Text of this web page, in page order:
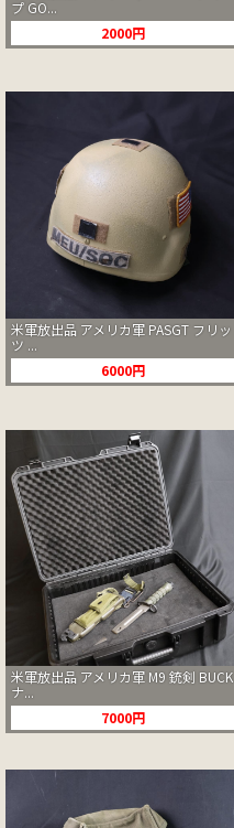
プ GO...
2000円
米軍放出品 アメリカ軍 PASGT フリッ
ツ ...
6000円
米軍放出品 アメリカ軍 M9 銃剣 BUCK
ナ...
7000円